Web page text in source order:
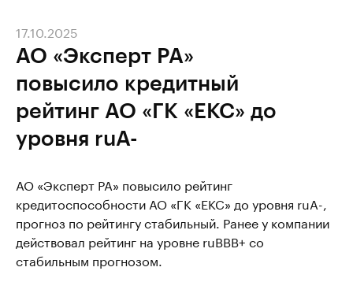
АО «Эксперт РА»
повысило кредитный
рейтинг АО «ГК «ЕКС» до
уровня ruА-
17.10.2025
АО «Эксперт РА» повысило рейтинг
кредитоспособности АО «ГК «ЕКС» до уровня ruA-,
прогноз по рейтингу стабильный. Ранее у компании
действовал рейтинг на уровне ruВВВ+ со
стабильным прогнозом.